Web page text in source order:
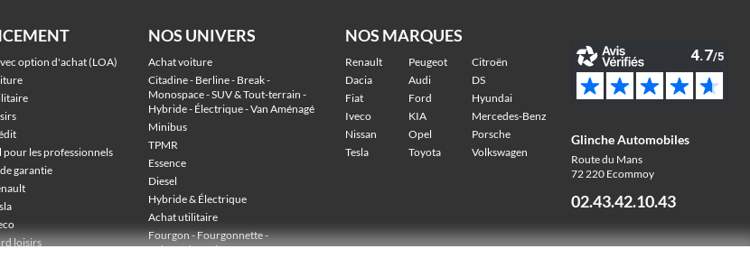
option d'achat (LOA)
les professionnels
garantie
loisirs
NOS UNIVERS
Achat voiture
Citadine - Berline - Break -
Monospace - SUV & Tout-terrain -
Hybride - Électrique - Van Aménagé
Minibus
TPMR
Essence
Diesel
Hybride & Électrique
Achat utilitaire
Fourgon - Fourgonnette -
Voiture de société -
NOS MARQUES
Renault Peugeot
Citroën
Dacia
Audi
DS
Fiat
Ford
Hyundai
Iveco
KIA
Mercedes-Benz
Nissan
Opel
Porsche
Tesla
Toyota Volkswagen
Glinche Automobiles
Route du Mans
72 220 Ecommoy
02.43.42.10.43